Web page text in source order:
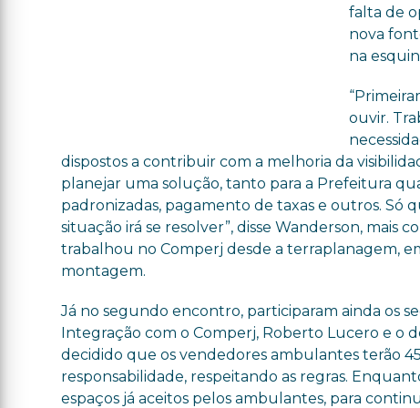
falta de
nova
na
ouvir.
dispostos a contribuir com a melhoria da
planejar uma solução, tanto para a Prefeitura
padronizadas, pagamento de taxas e outros.
situação irá se resolver”, disse Wanderson, mais
trabalhou no Comperj desde a terraplanagem,
montagem.
Já no segundo encontro, participaram ainda os
Integração com o Comperj, Roberto Lucero e o
decidido que os vendedores ambulantes terão
responsabilidade, respeitando as regras.
espaços já aceitos pelos ambulantes, para